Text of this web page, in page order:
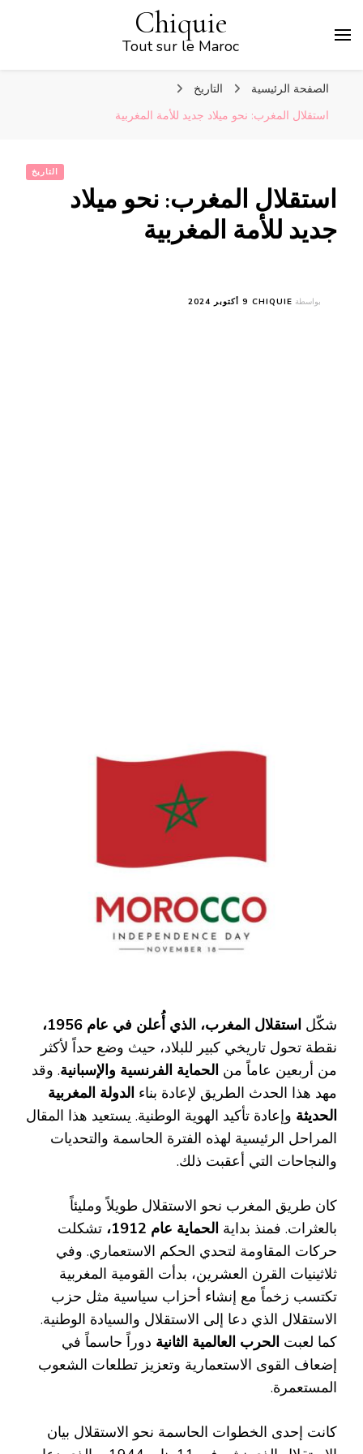
Chiquie
Tout sur le Maroc
الصفحة الرئيسية
التاريخ
استقلال المغرب: نحو ميلاد جديد للأمة المغربية
التاريخ
استقلال المغرب: نحو ميلاد
جديد للأمة المغربية
بواسطة CHIQUIE 9 أكتوبر 2024
شكّل استقلال المغرب، الذي أُعلن في عام 1956،
نقطة تحول تاريخي كبير للبلاد، حيث وضع حداً لأكثر
من أربعين عاماً من الحماية الفرنسية والإسبانية. وقد
مهد هذا الحدث الطريق لإعادة بناء الدولة المغربية
الحديثة وإعادة تأكيد الهوية الوطنية. يستعيد هذا المقال
المراحل الرئيسية لهذه الفترة الحاسمة والتحديات
والنجاحات التي أعقبت ذلك.
كان طريق المغرب نحو الاستقلال طويلاً ومليئاً
بالعثرات. فمنذ بداية الحماية عام 1912،
تشكلت
حركات المقاومة لتحدي الحكم الاستعماري. وفي
ثلاثينيات القرن العشرين، بدأت القومية المغربية
تكتسب زخماً مع إنشاء أحزاب سياسية مثل حزب
الاستقلال الذي دعا إلى الاستقلال والسيادة الوطنية.
كما لعبت الحرب العالمية الثانية دوراً حاسماً في
إضعاف القوى الاستعمارية وتعزيز تطلعات الشعوب
المستعمرة.
كانت إحدى الخطوات الحاسمة نحو الاستقلال بيان